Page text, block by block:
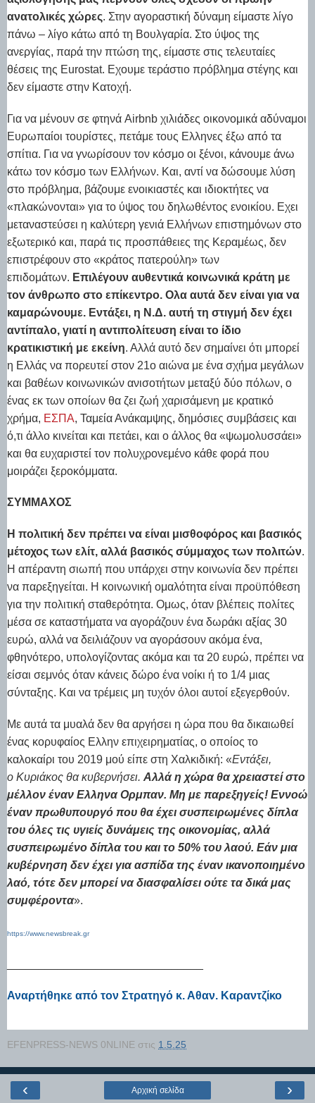
ανατολικές χώρες. Στην αγοραστική δύναμη είμαστε λίγο
πάνω – λίγο κάτω από τη Βουλγαρία. Στο ύψος της
ανεργίας, παρά την πτώση της, είμαστε στις τελευταίες
θέσεις της Eurostat. Εχουμε τεράστιο πρόβλημα στέγης και
δεν είμαστε στην Κατοχή.
Για να μένουν σε φτηνά Airbnb χιλιάδες οικονομικά αδύναμοι
Ευρωπαίοι τουρίστες, πετάμε τους Ελληνες έξω από τα
σπίτια. Για να γνωρίσουν τον κόσμο οι ξένοι, κάνουμε άνω
κάτω τον κόσμο των Ελλήνων. Και, αντί να δώσουμε λύση
στο πρόβλημα, βάζουμε ενοικιαστές και ιδιοκτήτες να
«πλακώνονται» για το ύψος του δηλωθέντος ενοικίου. Εχει
μεταναστεύσει η καλύτερη γενιά Ελλήνων επιστημόνων στο
εξωτερικό και, παρά τις προσπάθειες της Κεραμέως, δεν
επιστρέφουν στο «κράτος πατερούλη» των
επιδομάτων. Επιλέγουν αυθεντικά κοινωνικά κράτη με
τον άνθρωπο στο επίκεντρο. Ολα αυτά δεν είναι για να
καμαρώνουμε. Εντάξει, η Ν.Δ. αυτή τη στιγμή δεν έχει
αντίπαλο, γιατί η αντιπολίτευση είναι το ίδιο
κρατικιστική με εκείνη. Αλλά αυτό δεν σημαίνει ότι μπορεί
η Ελλάς να πορευτεί στον 21ο αιώνα με ένα σχήμα μεγάλων
και βαθέων κοινωνικών ανισοτήτων μεταξύ δύο πόλων, ο
ένας εκ των οποίων θα ζει ζωή χαρισάμενη με κρατικό
χρήμα, ΕΣΠΑ, Ταμεία Ανάκαμψης, δημόσιες συμβάσεις και
ό,τι άλλο κινείται και πετάει, και ο άλλος θα «ψωμολυσσάει»
και θα ευχαριστεί τον πολυχρονεμένο κάθε φορά που
μοιράζει ξεροκόμματα.
ΣΎΜΜΑΧΟΣ
Η πολιτική δεν πρέπει να είναι μισθοφόρος και βασικός
μέτοχος των ελίτ, αλλά βασικός σύμμαχος των πολιτών.
Η απέραντη σιωπή που υπάρχει στην κοινωνία δεν πρέπει
να παρεξηγείται. Η κοινωνική ομαλότητα είναι προϋπόθεση
για την πολιτική σταθερότητα. Ομως, όταν βλέπεις πολίτες
μέσα σε καταστήματα να αγοράζουν ένα δωράκι αξίας 30
ευρώ, αλλά να δειλιάζουν να αγοράσουν ακόμα ένα,
φθηνότερο, υπολογίζοντας ακόμα και τα 20 ευρώ, πρέπει να
είσαι σεμνός όταν κάνεις δώρο ένα νοίκι ή το 1/4 μιας
σύνταξης. Και να τρέμεις μη τυχόν όλοι αυτοί εξεγερθούν.
Με αυτά τα μυαλά δεν θα αργήσει η ώρα που θα δικαιωθεί
ένας κορυφαίος Ελλην επιχειρηματίας, ο οποίος το
καλοκαίρι του 2019 μού είπε στη Χαλκιδική: «Εντάξει,
ο Κυριάκος θα κυβερνήσει. Αλλά η χώρα θα χρειαστεί στο
μέλλον έναν Ελληνα Ορμπαν. Μη με παρεξηγείς! Εννοώ
έναν πρωθυπουργό που θα έχει συσπειρωμένες δίπλα
του όλες τις υγιείς δυνάμεις της οικονομίας, αλλά
συσπειρωμένο δίπλα του και το 50% του λαού. Εάν μια
κυβέρνηση δεν έχει για ασπίδα της έναν ικανοποιημένο
λαό, τότε δεν μπορεί να διασφαλίσει ούτε τα δικά μας
συμφέροντα».
https://www.newsbreak.gr
Αναρτήθηκε από τον Στρατηγό κ. Αθαν. Καραντζίκο
EFENPRESS-NEWS 0NLINE στις 1.5.25
‹ ›
Αρχική σελίδα